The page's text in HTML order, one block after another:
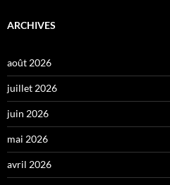
ARCHIVES
août 2026
juillet 2026
juin 2026
mai 2026
avril 2026